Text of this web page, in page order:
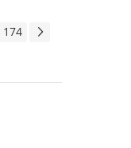
174